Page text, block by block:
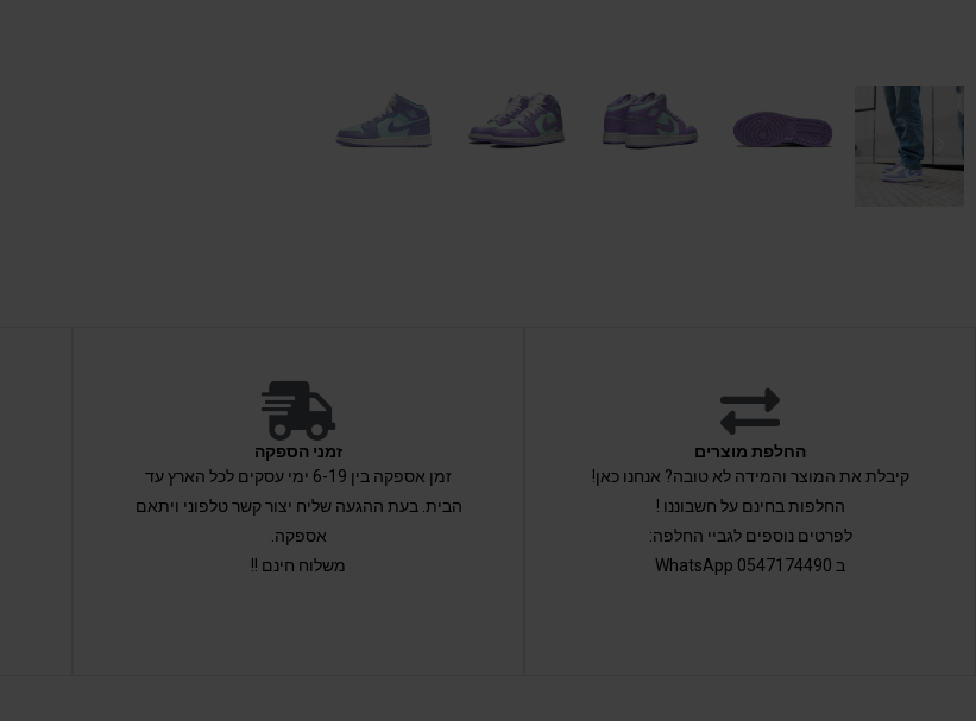
החלפת מוצרים
קיבלת את המוצר והמידה לא טובה? אנחנו כאן!
החלפות בחינם על חשבוננו !
לפרטים נוספים לגביי החלפה:
ב 0547174490 WhatsApp
זמני הספקה
זמן אספקה בין 6-19 ימי עסקים לכל הארץ עד
הבית. בעת ההגעה שליח יצור קשר טלפוני ויתאם
אספקה.
משלוח חינם !!